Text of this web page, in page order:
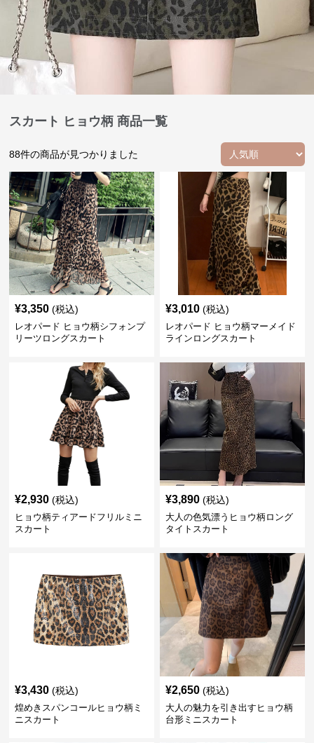
スカート ヒョウ柄 商品一覧
88件の商品が見つかりました
¥3,350 (税込)
レオパード ヒョウ柄シフォンプ
リーツロングスカート
¥3,010 (税込)
レオパード ヒョウ柄マーメイド
ラインロングスカート
¥2,930 (税込)
ヒョウ柄ティアードフリルミニ
スカート
¥3,890 (税込)
大人の色気漂うヒョウ柄ロング
タイトスカート
¥3,430 (税込)
煌めきスパンコールヒョウ柄ミ
ニスカート
¥2,650 (税込)
大人の魅力を引き出すヒョウ柄
台形ミニスカート